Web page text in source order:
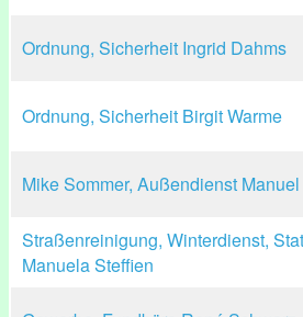
Ordnung, Sicherheit Ingrid Dahms
Ordnung, Sicherheit Birgit Warme
Mike Sommer, Außendienst
Straßenreinigung, Winterdienst,
Manuela Steffien